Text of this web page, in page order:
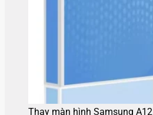
Thay màn hình Samsung A12